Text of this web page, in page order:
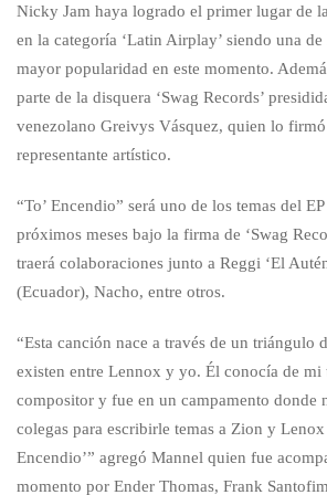
Nicky Jam haya logrado el primer lugar de
en la categoría ‘Latin Airplay’ siendo una
mayor popularidad en este momento.
parte de la disquera ‘Swag Records’
venezolano Greivys Vásquez, quien lo
representante artístico.
“To’ Encendio” será uno de los temas del
próximos meses bajo la firma de ‘Swag
traerá colaboraciones junto a Reggi ‘El
(Ecuador), Nacho, entre otros.
“Esta canción nace a través de un triángulo
existen entre Lennox y yo. Él conocía de mi
compositor y fue en un campamento donde
colegas para escribirle temas a Zion y Lenox
Encendio’” agregó Mannel quien fue
momento por Ender Thomas, Frank